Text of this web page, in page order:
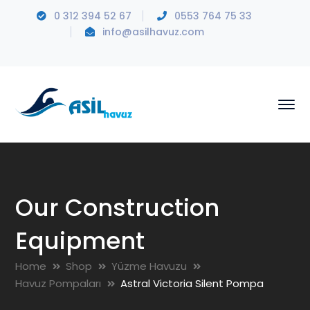
0 312 394 52 67
0553 764 75 33
info@asilhavuz.com
Our Construction
Equipment
Home Shop
Yüzme Havuzu
Havuz Pompaları
Astral Victoria Silent Pompa